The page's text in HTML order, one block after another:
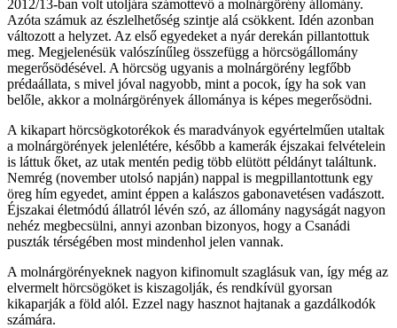
2012/13-ban volt utoljára számottevő a molnárgörény állomány.
Azóta számuk az észlelhetőség szintje alá csökkent. Idén azonban
változott a helyzet. Az első egyedeket a nyár derekán pillantottuk
meg. Megjelenésük valószínűleg összefügg a hörcsögállomány
megerősödésével. A hörcsög ugyanis a molnárgörény legfőbb
prédaállata, s mivel jóval nagyobb, mint a pocok, így ha sok van
belőle, akkor a molnárgörények állománya is képes megerősödni.
A kikapart hörcsögkotorékok és maradványok egyértelműen utaltak
a molnárgörények jelenlétére, később a kamerák éjszakai felvételein
is láttuk őket, az utak mentén pedig több elütött példányt találtunk.
Nemrég (november utolsó napján) nappal is megpillantottunk egy
öreg hím egyedet, amint éppen a kalászos gabonavetésen vadászott.
Éjszakai életmódú állatról lévén szó, az állomány nagyságát nagyon
nehéz megbecsülni, annyi azonban bizonyos, hogy a Csanádi
puszták térségében most mindenhol jelen vannak.
A molnárgörényeknek nagyon kifinomult szaglásuk van, így még az
elvermelt hörcsögöket is kiszagolják, és rendkívül gyorsan
kikaparják a föld alól. Ezzel nagy hasznot hajtanak a gazdálkodók
számára.